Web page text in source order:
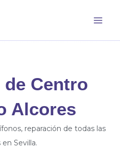
Centro
Alcores
reparación de todas las
Sevilla.